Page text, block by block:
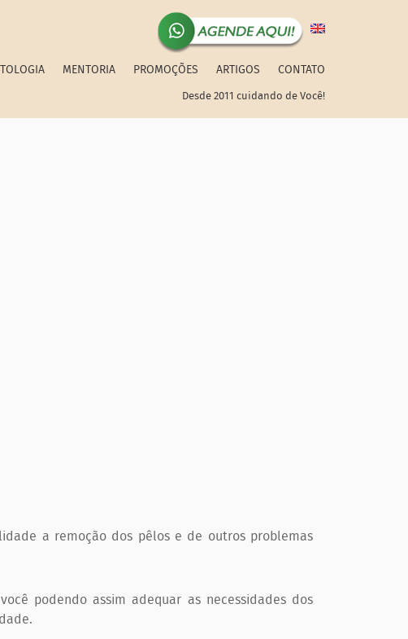
MENTORIA PROMOÇÕES ARTIGOS CONTATO
Desde 2011 cuidando de Você!
a remoção dos pêlos e de outros problemas
podendo assim adequar as necessidades dos